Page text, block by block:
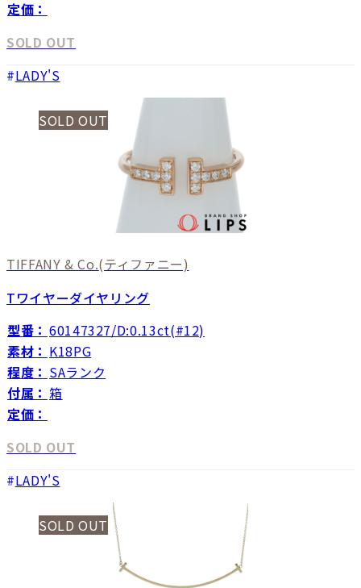
定価：
SOLD OUT
LADY'S
SOLD OUT
TIFFANY & Co.(ティファニー)
Tワイヤーダイヤリング
型番： 60147327/D:0.13ct(#12)
素材： K18PG
程度： SAランク
付属： 箱
定価：
SOLD OUT
LADY'S
SOLD OUT